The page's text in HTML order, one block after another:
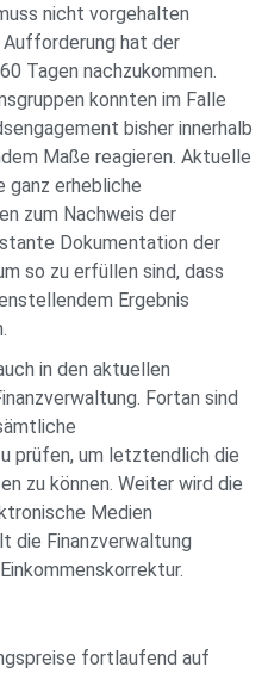
nicht vorgehalten
hat der
Tagen nachzukommen.
konnten im Falle
bisher innerhalb
Maße reagieren. Aktuelle
ganz erhebliche
zum Nachweis der
Dokumentation der
so zu erfüllen sind, dass
Ergebnis
in den aktuellen
Fortan sind
prüfen, um letztendlich die
zu können. Weiter wird die
Medien
die Finanzverwaltung
fortlaufend auf